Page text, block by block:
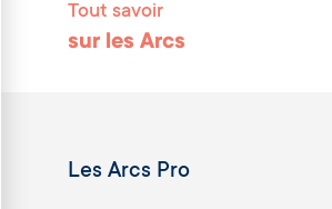
Tout savoir
sur les Arcs
Les Arcs Pro